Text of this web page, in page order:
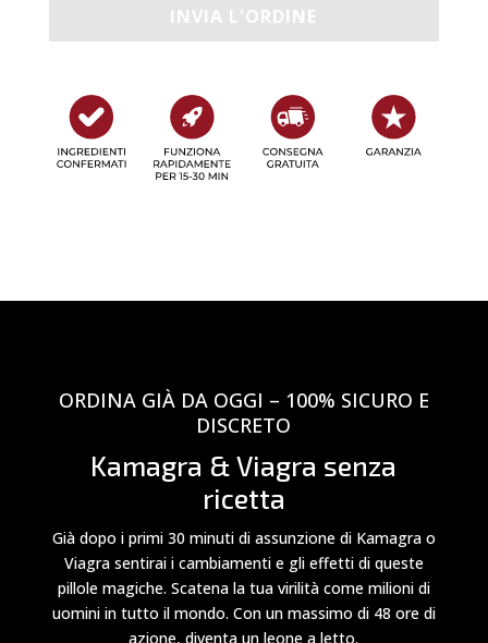
ORDINA GIÀ DA OGGI – 100% SICURO E
DISCRETO
Kamagra & Viagra senza
ricetta
Già dopo i primi 30 minuti di assunzione di Kamagra o
Viagra sentirai i cambiamenti e gli effetti di queste
pillole magiche. Scatena la tua virilità come milioni di
uomini in tutto il mondo. Con un massimo di 48 ore di
azione, diventa un leone a letto.